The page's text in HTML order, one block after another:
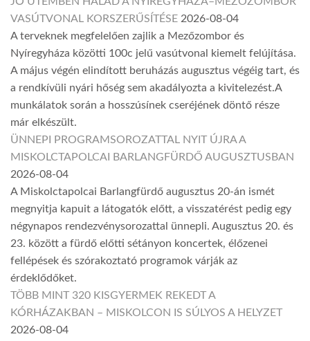
VASÚTVONAL KORSZERŰSÍTÉSE 2026-08-04
A terveknek megfelelően zajlik a Mezőzombor és
Nyíregyháza közötti 100c jelű vasútvonal kiemelt felújítása.
A május végén elindított beruházás augusztus végéig tart, és
a rendkívüli nyári hőség sem akadályozta a kivitelezést.A
munkálatok során a hosszúsínek cseréjének döntő része
már elkészült.
ÜNNEPI PROGRAMSOROZATTAL NYIT ÚJRA A
MISKOLCTAPOLCAI BARLANGFÜRDŐ AUGUSZTUSBAN
2026-08-04
A Miskolctapolcai Barlangfürdő augusztus 20-án ismét
megnyitja kapuit a látogatók előtt, a visszatérést pedig egy
négynapos rendezvénysorozattal ünnepli. Augusztus 20. és
23. között a fürdő előtti sétányon koncertek, élőzenei
fellépések és szórakoztató programok várják az
érdeklődőket.
TÖBB MINT 320 KISGYERMEK REKEDT A
KÓRHÁZAKBAN – MISKOLCON IS SÚLYOS A HELYZET
2026-08-04